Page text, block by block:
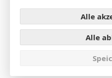
HOME(PAGE) IS
Nach dem ersten
Hypes rückt sie wieder
Alle
Alle